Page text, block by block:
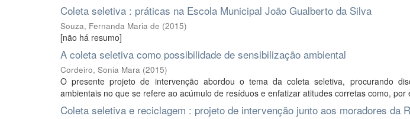
Coleta seletiva : práticas na Escola Municipal João Gualberto da Silva
Souza, Fernanda Maria de (2015)
[não há resumo]
A coleta seletiva como possibilidade de sensibilização ambiental
Cordeiro, Sonia Mara (2015)
O presente projeto de intervenção abordou o tema da coleta seletiva, procurando
ambientais no que se refere ao acúmulo de resíduos e enfatizar atitudes corretas como, por
Coleta seletiva e reciclagem : projeto de intervenção junto aos moradores da